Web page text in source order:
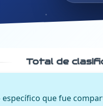
Total de
que fue